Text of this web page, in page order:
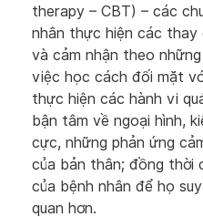
therapy – CBT) – các
nhân thực hiện các
và cảm nhận theo
việc học cách đối mặt
thực hiện các hành vi
bận tâm về ngoại hình,
cực, những phản ứng
của bản thân; đồng thời
của bệnh nhân để họ
quan hơn.